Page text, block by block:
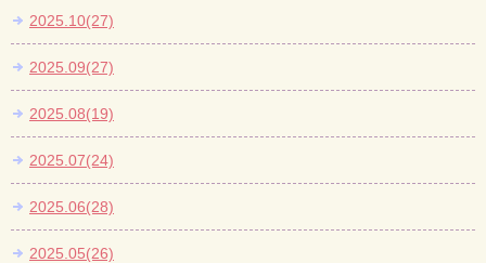
2025.10(27)
2025.09(27)
2025.08(19)
2025.07(24)
2025.06(28)
2025.05(26)